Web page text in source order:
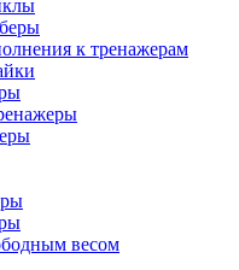
к тренажерам
весом